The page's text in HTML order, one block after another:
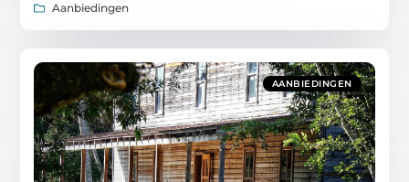
Aanbiedingen
AANBIEDINGEN